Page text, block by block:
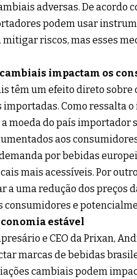
adversas. De acordo
podem usar
riscos, mas esses
cambiais impactam os
têm um efeito direto sobre
Como ressalta
moeda do país importador
aos
por bebidas
mais acessíveis. Por
a uma redução dos preços
consumidores e
estável
e CEO da Prixan,
marcas de bebidas
cambiais podem